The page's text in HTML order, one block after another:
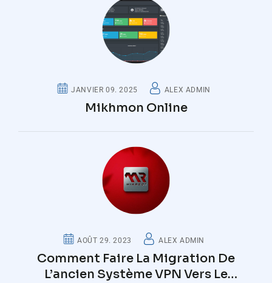
JANVIER 09. 2025 ALEX ADMIN
Mikhmon Online
AOÛT 29. 2023 ALEX ADMIN
Comment Faire La Migration De
L’ancien Système VPN Vers Le